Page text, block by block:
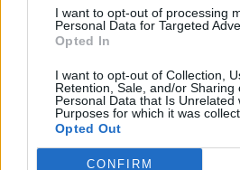
posible que continúe viendo
basados en la información personal
en información personal divulgada a
Puede optar por no participar en la
su información personal por parte
participantes intermedios de la IAB.
I want to opt-out of processing
Personal Data for Targeted
Opted In
I want to opt-out of Collection,
Retention, Sale, and/or Sharing
Personal Data that Is Unrelated
Purposes for which it was
Opted Out
CONFIRM